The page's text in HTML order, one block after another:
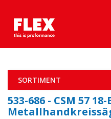
SORTIMENT
533-686 - CSM 57